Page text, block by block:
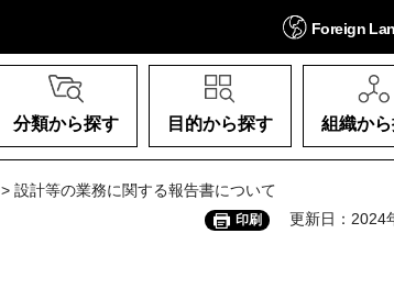
Foreign
分類から探す 目的から探す 組織か
> 設計等の業務に関する報告書について
印刷 更新日：2024